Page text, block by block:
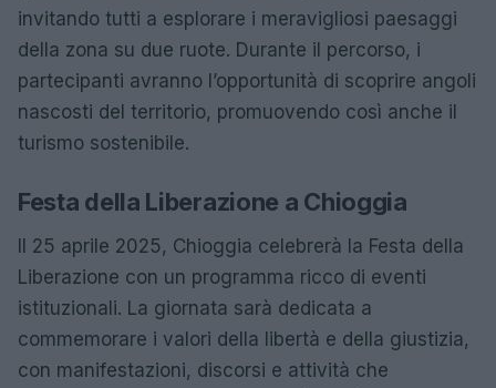
invitando tutti a esplorare i meravigliosi paesaggi
della zona su due ruote. Durante il percorso, i
partecipanti avranno l’opportunità di scoprire angoli
nascosti del territorio, promuovendo così anche il
turismo sostenibile.
Festa della Liberazione a Chioggia
Il 25 aprile 2025, Chioggia celebrerà la Festa della
Liberazione con un programma ricco di eventi
istituzionali. La giornata sarà dedicata a
commemorare i valori della libertà e della giustizia,
con manifestazioni, discorsi e attività che